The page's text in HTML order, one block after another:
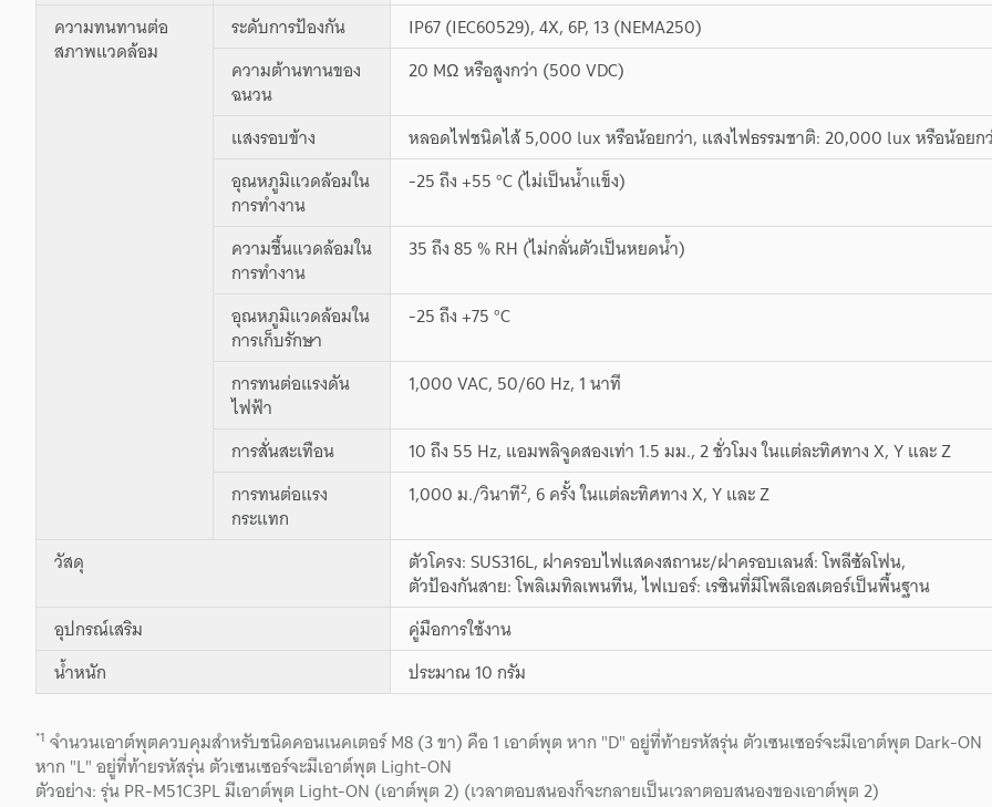
ความทนทานต่อ
สภาพแวดล้อม
ระดับการป้องกัน
IP67 (IEC60529), 4X, 6P, 13 (NEMA250)
ความต้านทานของ
ฉนวน
20 MΩ หรือสูงกว่า (500 VDC)
แสงรอบข้าง
หลอดไฟชนิดไส้ 5,000 lux หรือน้อยกว่า, แสงไฟธรรมชาติ: 20,000 lux หรือน้อยก
อุณหภูมิแวดล้อมใน
การทำงาน
-25 ถึง +55 °C (ไม่เป็นน้ำแข็ง)
ความชื้นแวดล้อมใน
การทำงาน
35 ถึง 85 % RH (ไม่กลั่นตัวเป็นหยดน้ำ)
อุณหภูมิแวดล้อมใน
การเก็บรักษา
-25 ถึง +75 °C
การทนต่อแรงดัน
ไฟฟ้า
1,000 VAC, 50/60 Hz, 1 นาที
การสั่นสะเทือน
10 ถึง 55 Hz, แอมพลิจูดสองเท่า 1.5 มม., 2 ชั่วโมง ในแต่ละทิศทาง X, Y และ Z
การทนต่อแรง
กระแทก
1,000 ม./วินาที2, 6 ครั้ง ในแต่ละทิศทาง X, Y และ Z
วัสดุ ตัวโครง: SUS316L, ฝาครอบไฟแสดงสถานะ/ฝาครอบเลนส์: โพลีซัลโฟน,
ตัวป้องกันสาย: โพลิเมทิลเพนทีน, ไฟเบอร์: เรซินที่มีโพลีเอสเตอร์เป็นพื้นฐาน
อุปกรณ์เสริม
คู่มือการใช้งาน
น้ำหนัก
ประมาณ 10 กรัม
*1 จำนวนเอาต์พุตควบคุมสำหรับชนิดคอนเนคเตอร์ M8 (3 ขา) คือ 1 เอาต์พุต หาก "D" อยู่ที่ท้ายรหัสรุ่น ตัวเซนเซอร์จะมีเอาต์พุต Dark-ON
หาก "L" อยู่ที่ท้ายรหัสรุ่น ตัวเซนเซอร์จะมีเอาต์พุต Light-ON
ตัวอย่าง: รุ่น PR-M51C3PL มีเอาต์พุต Light-ON (เอาต์พุต 2) (เวลาตอบสนองก็จะกลายเป็นเวลาตอบสนองของเอาต์พุต 2)